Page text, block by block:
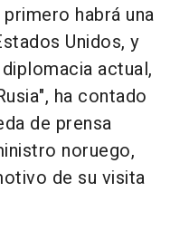
habrá una
Unidos, y
actual,
ha contado
de prensa
noruego,
de su visita